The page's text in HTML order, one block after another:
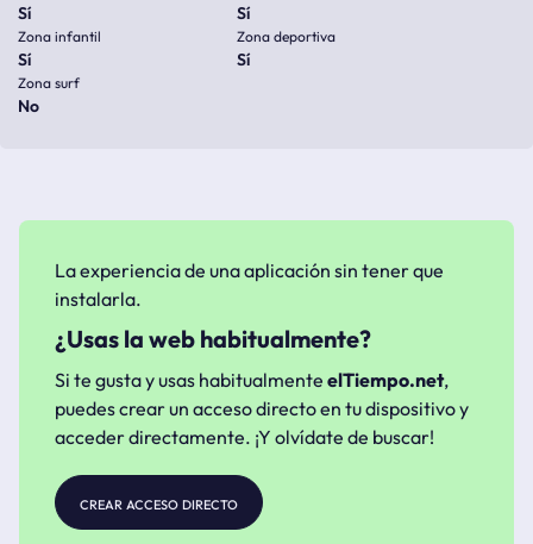
Sí Sí
Zona infantil
Sí
Zona deportiva
Sí
Zona surf
No
La experiencia de una aplicación sin tener que
instalarla.
¿Usas la web habitualmente?
Si te gusta y usas habitualmente elTiempo.net,
puedes crear un acceso directo en tu dispositivo y
acceder directamente. ¡Y olvídate de buscar!
crear acceso directo